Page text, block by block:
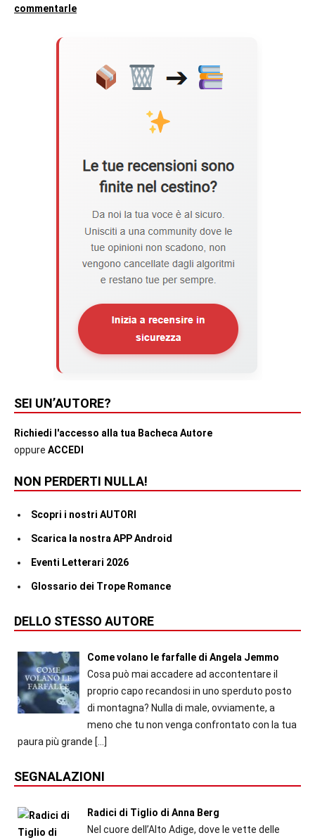
commentarle
SEI UN’AUTORE?
Richiedi l'accesso alla tua Bacheca Autore
oppure ACCEDI
NON PERDERTI NULLA!
Scopri i nostri AUTORI
Scarica la nostra APP Android
Eventi Letterari 2026
Glossario dei Trope Romance
DELLO STESSO AUTORE
Come volano le farfalle di Angela Jemmo
Cosa può mai accadere ad accontentare il
proprio capo recandosi in uno sperduto posto
di montagna? Nulla di male, ovviamente, a
meno che tu non venga confrontato con la tua
paura più grande […]
SEGNALAZIONI
Radici di Tiglio di Anna Berg
Nel cuore dell’Alto Adige, dove le vette delle